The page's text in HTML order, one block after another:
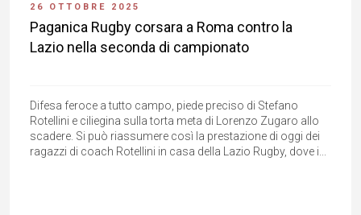
26 OTTOBRE 2025
Paganica Rugby corsara a Roma contro la
Lazio nella seconda di campionato
Difesa feroce a tutto campo, piede preciso di Stefano
Rotellini e ciliegina sulla torta meta di Lorenzo Zugaro allo
scadere. Si può riassumere così la prestazione di oggi dei
ragazzi di coach Rotellini in casa della Lazio Rugby, dove i...